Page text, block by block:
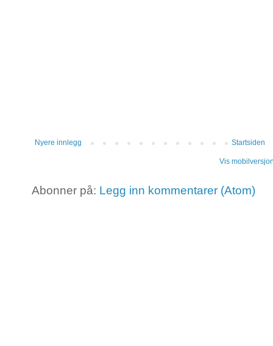
Nyere innlegg Startsiden
Vis
Abonner på: Legg inn kommentarer (Atom)